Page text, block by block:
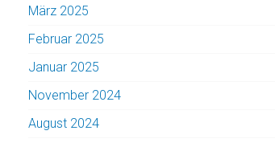
März 2025
Februar 2025
Januar 2025
November 2024
August 2024